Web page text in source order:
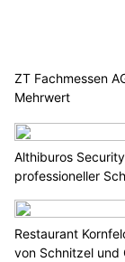
ZT Fachmessen
Mehrwert
Althiburos
professioneller
Restaurant
von Schnitzel und